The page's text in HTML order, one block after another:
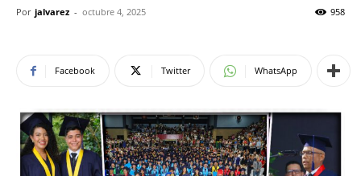
Por jalvarez - octubre 4, 2025 958
Facebook Twitter WhatsApp